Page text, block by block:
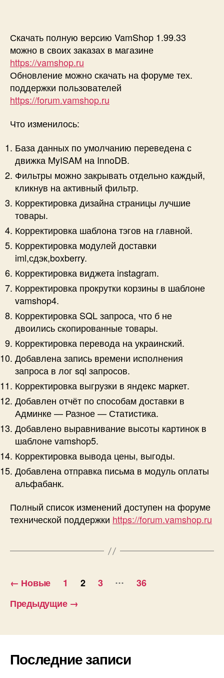
Скачать полную версию VamShop 1.99.33
можно в своих заказах в магазине
https://vamshop.ru
Обновление можно скачать на форуме тех.
поддержки пользователей
https://forum.vamshop.ru
Что изменилось:
База данных по умолчанию переведена с
движка MyISAM на InnoDB.
Фильтры можно закрывать отдельно каждый,
кликнув на активный фильтр.
Корректировка дизайна страницы лучшие
товары.
Корректировка шаблона тэгов на главной.
Корректировка модулей доставки
iml,сдэк,boxberry.
Корректировка виджета instagram.
Корректировка прокрутки корзины в шаблоне
vamshop4.
Корректировка SQL запроса, что б не
двоились скопированные товары.
Корректировка перевода на украинский.
Добавлена запись времени исполнения
запроса в лог sql запросов.
Корректировка выгрузки в яндекс маркет.
Добавлен отчёт по способам доставки в
Админке — Разное — Статистика.
Добавлено выравнивание высоты картинок в
шаблоне vamshop5.
Корректировка вывода цены, выгоды.
Добавлена отправка письма в модуль оплаты
альфабанк.
Полный список изменений доступен на форуме
технической поддержки https://forum.vamshop.ru
Навигация
по
← Новые 1 2 3 …
36
Предыдущие →
Последние записи